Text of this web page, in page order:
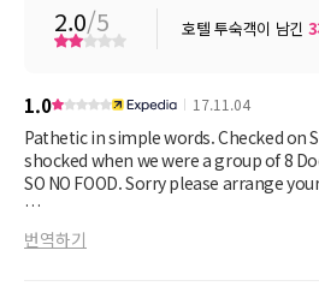
2.0/5 호텔 투숙객이 남긴 3
1.0 17.11.04
Pathetic in simple words. Checked on
shocked when we were a group of 8
SO NO FOOD. Sorry please arrange
An isolated place 10 kms away from
in search of food. After heated debate
번역하기